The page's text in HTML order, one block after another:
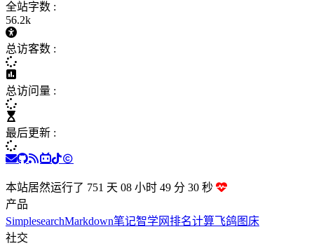
全站字数 :
56.2k
总访客数 :
总访问量 :
最后更新 :
本站居然运行了 751 天 08 小时 49 分 31 秒
产品
SimplesearchMarkdown笔记智学网排名计算飞鸽图床
社交